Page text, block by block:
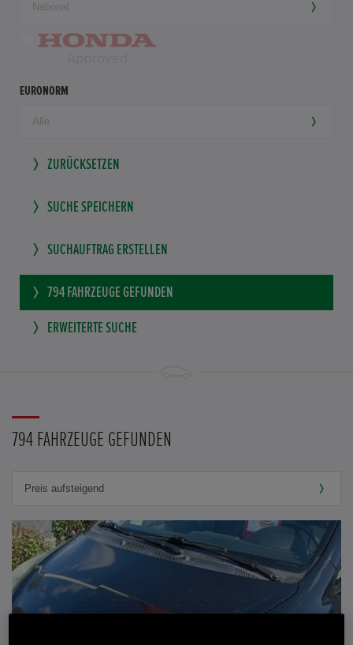
EURONORM
ZURÜCKSETZEN
SUCHE SPEICHERN
SUCHAUFTRAG ERSTELLEN
794 FAHRZEUGE GEFUNDEN
ERWEITERTE SUCHE
794 FAHRZEUGE GEFUNDEN